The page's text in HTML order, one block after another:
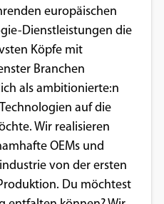
europäischen
Dienstleistungen die
Köpfe mit
Branchen
als ambitionierte:n
auf die
Wir realisieren
OEMs und
von der ersten
Du möchtest